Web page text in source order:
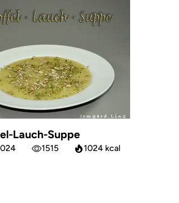
Lauch-Suppe
1515 1024 kcal